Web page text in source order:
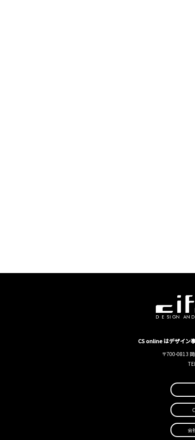
CS online はデザイン
〒700-0813
会